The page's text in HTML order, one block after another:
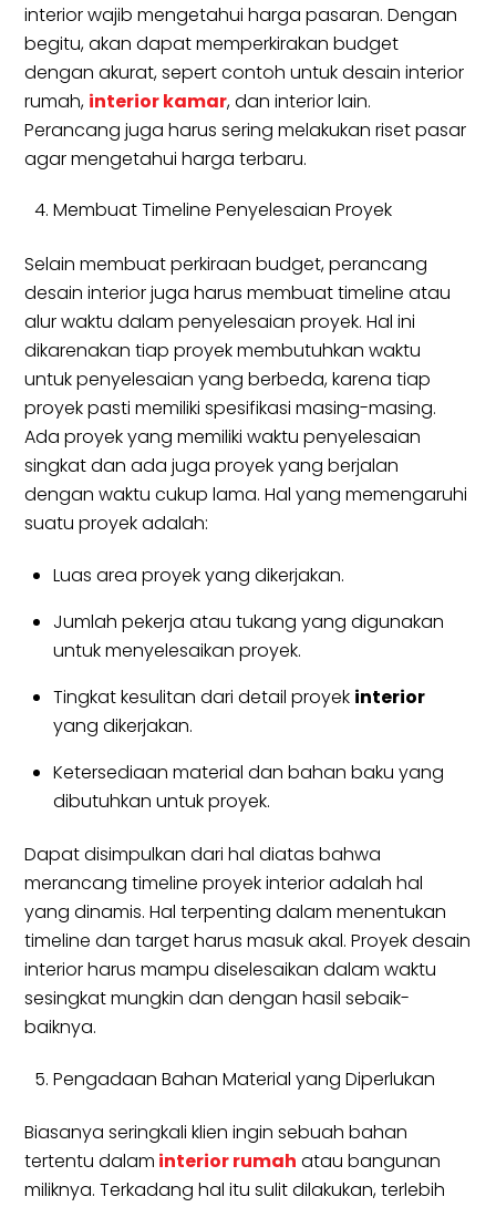
interior wajib mengetahui harga pasaran. Dengan
begitu, akan dapat memperkirakan budget
dengan akurat, sepert contoh untuk desain interior
rumah, interior kamar, dan interior lain.
Perancang juga harus sering melakukan riset pasar
agar mengetahui harga terbaru.
Membuat Timeline Penyelesaian Proyek
Selain membuat perkiraan budget, perancang
desain interior juga harus membuat timeline atau
alur waktu dalam penyelesaian proyek. Hal ini
dikarenakan tiap proyek membutuhkan waktu
untuk penyelesaian yang berbeda, karena tiap
proyek pasti memiliki spesifikasi masing-masing.
Ada proyek yang memiliki waktu penyelesaian
singkat dan ada juga proyek yang berjalan
dengan waktu cukup lama. Hal yang memengaruhi
suatu proyek adalah:
Luas area proyek yang dikerjakan.
Jumlah pekerja atau tukang yang digunakan
untuk menyelesaikan proyek.
Tingkat kesulitan dari detail proyek interior
yang dikerjakan.
Ketersediaan material dan bahan baku yang
dibutuhkan untuk proyek.
Dapat disimpulkan dari hal diatas bahwa
merancang timeline proyek interior adalah hal
yang dinamis. Hal terpenting dalam menentukan
timeline dan target harus masuk akal. Proyek desain
interior harus mampu diselesaikan dalam waktu
sesingkat mungkin dan dengan hasil sebaik-
baiknya.
Pengadaan Bahan Material yang Diperlukan
Biasanya seringkali klien ingin sebuah bahan
tertentu dalam interior rumah atau bangunan
miliknya. Terkadang hal itu sulit dilakukan, terlebih